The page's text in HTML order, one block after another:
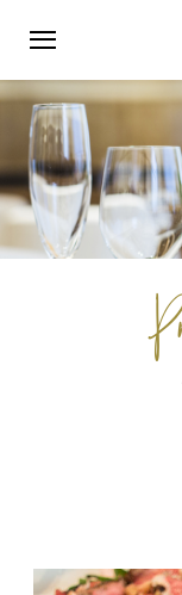
Concept
ナブッコウェディングと
ナブッコのこだわり
Space
会場
Bridal
Wedding
News/